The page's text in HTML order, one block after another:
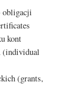
obligacji
kont
(individual
(grants,